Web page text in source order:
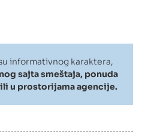
informativnog karaktera,
sajta smeštaja, ponuda
u prostorijama agencije.